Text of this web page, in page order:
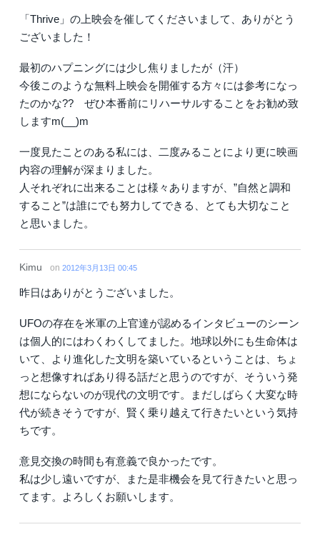
「Thrive」の上映会を催してくださいまして、ありがとう
ございました！
最初のハプニングには少し焦りましたが（汗）
今後このような無料上映会を開催する方々には参考になっ
たのかな?? ぜひ本番前にリハーサルすることをお勧め致
しますm(__)m
一度見たことのある私には、二度みることにより更に映画
内容の理解が深まりました。
人それぞれに出来ることは様々ありますが、”自然と調和
すること”は誰にでも努力してできる、とても大切なこと
と思いました。
Kimu on 2012年3月13日 00:45
昨日はありがとうございました。
UFOの存在を米軍の上官達が認めるインタビューのシーン
は個人的にはわくわくしてました。地球以外にも生命体は
いて、より進化した文明を築いているということは、ちょ
っと想像すればあり得る話だと思うのですが、そういう発
想にならないのが現代の文明です。まだしばらく大変な時
代が続きそうですが、賢く乗り越えて行きたいという気持
ちです。
意見交換の時間も有意義で良かったです。
私は少し遠いですが、また是非機会を見て行きたいと思っ
てます。よろしくお願いします。